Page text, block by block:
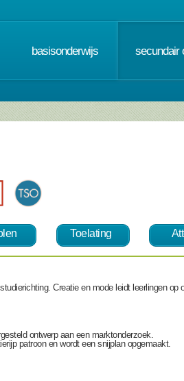
basisonderwijs secundair
Toelating
studierichting. Creatie en mode leidt leerlingen
ontwerp aan een marktonderzoek.
patroon en wordt een snijplan opgemaakt.